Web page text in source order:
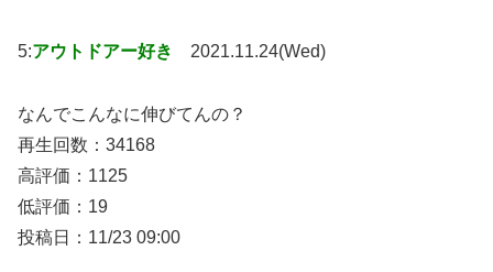
5:アウトドアー好き 2021.11.24(Wed)
なんでこんなに伸びてんの？
再生回数：34168
高評価：1125
低評価：19
投稿日：11/23 09:00